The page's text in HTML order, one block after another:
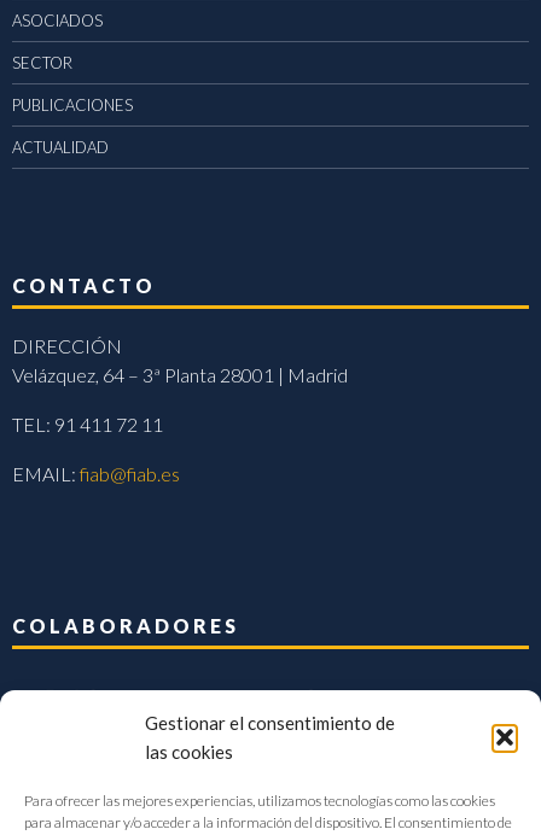
Gestionar el consentimiento de
las cookies
Para ofrecer las mejores experiencias, utilizamos tecnologías como las cookies
para almacenar y/o acceder a la información del dispositivo. El consentimiento de
ASOCIADOS
SECTOR
PUBLICACIONES
ACTUALIDAD
CONTACTO
DIRECCIÓN
Velázquez, 64 – 3ª Planta 28001 | Madrid
TEL: 91 411 72 11
EMAIL:fiab@fiab.es
COLABORADORES